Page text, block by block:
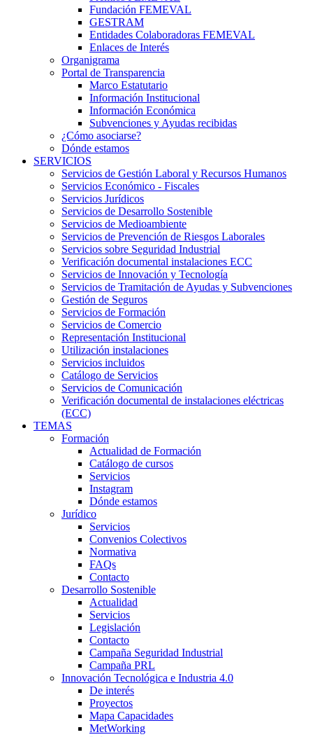
Fundación FEMEVAL
GESTRAM
Entidades Colaboradoras FEMEVAL
Enlaces de Interés
Organigrama
Portal de Transparencia
Marco Estatutario
Información Institucional
Información Económica
Subvenciones y Ayudas recibidas
¿Cómo asociarse?
Dónde estamos
SERVICIOS
Servicios de Gestión Laboral y Recursos Humanos
Servicios Económico - Fiscales
Servicios Jurídicos
Servicios de Desarrollo Sostenible
Servicios de Medioambiente
Servicios de Prevención de Riesgos Laborales
Servicios sobre Seguridad Industrial
Verificación documental instalaciones ECC
Servicios de Innovación y Tecnología
Servicios de Tramitación de Ayudas y Subvenciones
Gestión de Seguros
Servicios de Formación
Servicios de Comercio
Representación Institucional
Utilización instalaciones
Servicios incluidos
Catálogo de Servicios
Servicios de Comunicación
Verificación documental de instalaciones eléctricas
(ECC)
TEMAS
Formación
Actualidad de Formación
Catálogo de cursos
Servicios
Instagram
Dónde estamos
Jurídico
Servicios
Convenios Colectivos
Normativa
FAQs
Contacto
Desarrollo Sostenible
Actualidad
Servicios
Legislación
Contacto
Campaña Seguridad Industrial
Campaña PRL
Innovación Tecnológica e Industria 4.0
De interés
Proyectos
Mapa Capacidades
MetWorking